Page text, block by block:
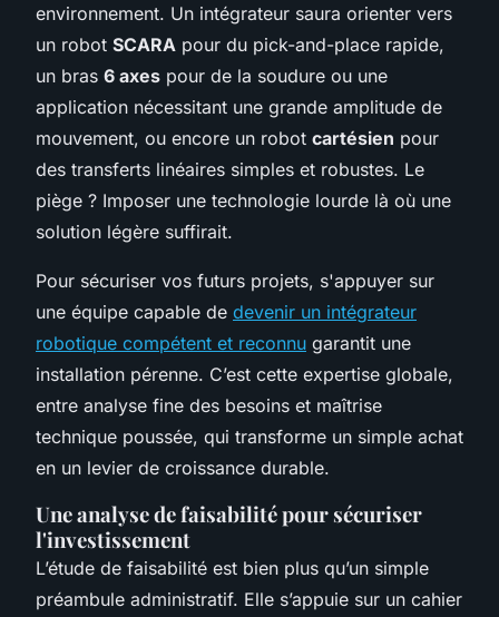
environnement. Un intégrateur saura orienter vers
un robot SCARA pour du pick-and-place rapide,
un bras 6 axes pour de la soudure ou une
application nécessitant une grande amplitude de
mouvement, ou encore un robot cartésien pour
des transferts linéaires simples et robustes. Le
piège ? Imposer une technologie lourde là où une
solution légère suffirait.
Pour sécuriser vos futurs projets, s'appuyer sur
une équipe capable de devenir un intégrateur
robotique compétent et reconnu garantit une
installation pérenne. C’est cette expertise globale,
entre analyse fine des besoins et maîtrise
technique poussée, qui transforme un simple achat
en un levier de croissance durable.
Une analyse de faisabilité pour sécuriser
l'investissement
L’étude de faisabilité est bien plus qu’un simple
préambule administratif. Elle s’appuie sur un cahier